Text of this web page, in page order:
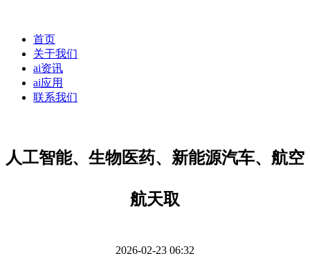
首页
关于我们
ai资讯
ai应用
联系我们
人工智能、生物医药、新能源汽车、航空
航天取
2026-02-23 06:32